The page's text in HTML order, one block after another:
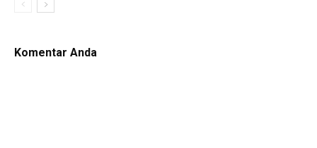
Komentar Anda